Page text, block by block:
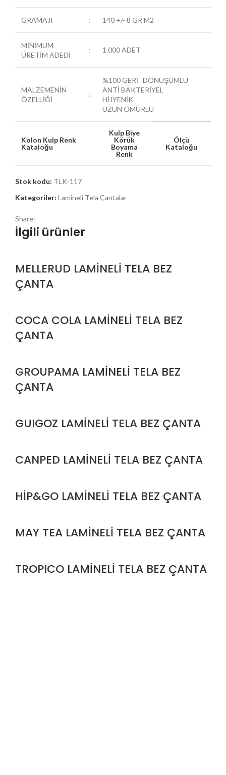
GRAMAJI : 140 +/- 8 GR M2
MİNİMUM
ÜRETİM ADEDİ
: 1.000 ADET
MALZEMENİN
ÖZELLİĞİ
:
%100 GERİ DÖNÜŞÜMLÜ
ANTİ BAKTERİYEL
HİJYENİK
UZUN ÖMÜRLÜ
Kolon Kulp Renk
Kataloğu
Kulp Biye
Körük
Boyama
Renk
Ölçü
Kataloğu
Stok kodu: TLK-117
Kategoriler: Lamineli Tela Çantalar
Share:
İlgili ürünler
MELLERUD LAMİNELİ TELA BEZ
ÇANTA
COCA COLA LAMİNELİ TELA BEZ
ÇANTA
GROUPAMA LAMİNELİ TELA BEZ
ÇANTA
GUIGOZ LAMİNELİ TELA BEZ ÇANTA
CANPED LAMİNELİ TELA BEZ ÇANTA
HİP&GO LAMİNELİ TELA BEZ ÇANTA
MAY TEA LAMİNELİ TELA BEZ ÇANTA
TROPICO LAMİNELİ TELA BEZ ÇANTA